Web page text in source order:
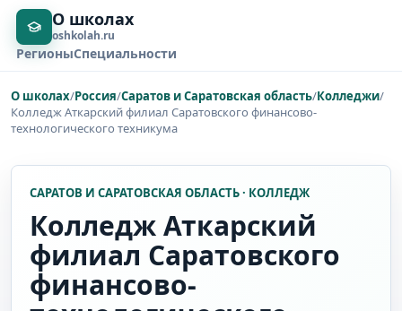
О школах
oshkolah.ru
РегионыСпециальности
О школах/Россия/Саратов и Саратовская область/Колледжи/
Колледж Аткарский филиал Саратовского финансово-
технологического техникума
САРАТОВ И САРАТОВСКАЯ ОБЛАСТЬ · КОЛЛЕДЖ
Колледж Аткарский
филиал Саратовского
финансово-